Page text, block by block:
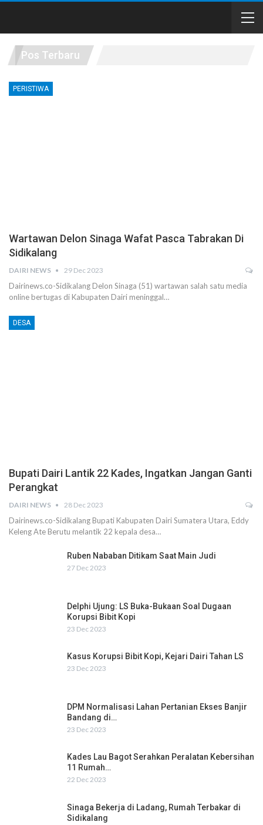
Pos Terbaru
PERISTIWA
Wartawan Delon Sinaga Wafat Pasca Tabrakan Di
Sidikalang
DAIRI NEWS 29 Dec 2023
Dairinews.co-Sidikalang Delon Sinaga (51) wartawan salah satu media
online bertugas di Kabupaten Dairi meninggal…
DESA
Bupati Dairi Lantik 22 Kades, Ingatkan Jangan Ganti
Perangkat
DAIRI NEWS 28 Dec 2023
Dairinews.co-Sidikalang Bupati Kabupaten Dairi Sumatera Utara, Eddy
Keleng Ate Berutu melantik 22 kepala desa…
Ruben Nababan Ditikam Saat Main Judi
27 Dec 2023
Delphi Ujung: LS Buka-Bukaan Soal Dugaan
Korupsi Bibit Kopi
23 Dec 2023
Kasus Korupsi Bibit Kopi, Kejari Dairi Tahan LS
23 Dec 2023
DPM Normalisasi Lahan Pertanian Ekses Banjir
Bandang di…
23 Dec 2023
Kades Lau Bagot Serahkan Peralatan Kebersihan
11 Rumah…
22 Dec 2023
Sinaga Bekerja di Ladang, Rumah Terbakar di
Sidikalang